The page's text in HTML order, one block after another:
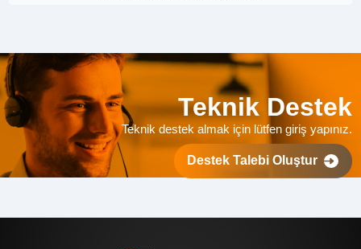
Teknik Destek
Teknik destek almak için lütfen giriş yapınız.
Destek Talebi Oluştur